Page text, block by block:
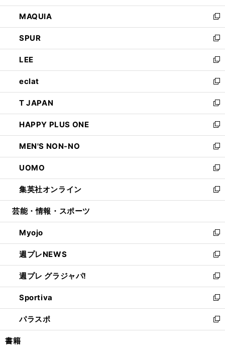
ン
ド
ウ
で
開
く
ウ
ィ
ン
ド
ウ
で
開
く
し
い
ウ
ィ
ン
ド
ウ
で
開
く
MAQUIA
新
し
い
ウ
ィ
ン
ド
ウ
で
開
く
SPUR
新
し
い
ウ
ィ
ン
ド
ウ
で
開
く
LEE
新
し
い
ウ
ィ
ン
ド
ウ
で
開
く
eclat
新
し
い
ウ
ィ
ン
ド
ウ
で
開
く
T JAPAN
新
し
い
ウ
ィ
ン
ド
ウ
で
開
HAPPY PLUS ONE
新
し
い
ウ
ィ
ン
ド
ウ
開
く
MEN'S NON-NO
新
し
い
ウ
ィ
ン
ウ
で
開
く
UOMO
新
し
い
ウ
ン
ド
ウ
で
開
く
集英社オンライン
新
し
ウ
ィ
ン
ド
ウ
で
開
く
芸能・情報・スポーツ
Myojo
新
し
い
ウ
ィ
ン
ド
ウ
で
開
週プレNEWS
新
し
い
ウ
ィ
ン
ド
ウ
週プレ グラジャパ!
新
し
い
ウ
ィ
ン
Sportiva
新
し
い
ウ
パラスポ
新
し
書籍